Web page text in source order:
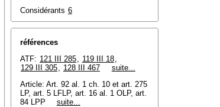
Considérants 6
références
ATF: 121 III 285, 119 III 18,
129 III 305, 128 III 467
suite...
Article: Art. 92 al. 1 ch. 10 et art. 275
LP, art. 5 LFLP, art. 16 al. 1 OLP, art.
84 LPP
suite...